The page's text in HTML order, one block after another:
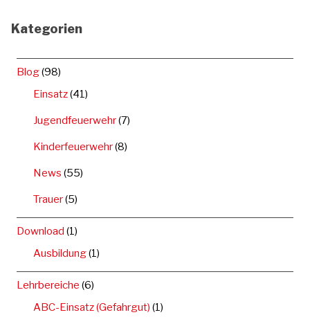
Kategorien
Blog(98)
Einsatz(41)
Jugendfeuerwehr(7)
Kinderfeuerwehr(8)
News (55)
Trauer(5)
Download (1)
Ausbildung(1)
Lehrbereiche (6)
ABC-Einsatz (Gefahrgut) (1)